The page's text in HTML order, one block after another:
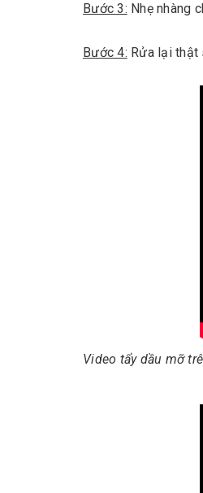
Bước 3: Nhẹ nhàng
Bước 4: Rửa lại thật
Video tẩy dầu mỡ